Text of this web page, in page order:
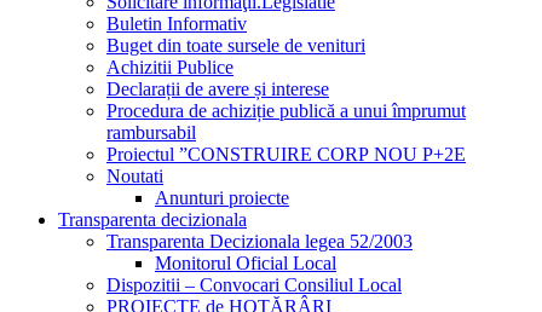
Buletin Informativ
Buget din toate sursele de venituri
Achizitii Publice
Declarații de avere și interese
Procedura de achiziție publică a unui împrumut
rambursabil
Proiectul ”CONSTRUIRE CORP NOU P+2E
Noutati
Anunturi proiecte
Transparenta decizionala
Transparenta Decizionala legea 52/2003
Monitorul Oficial Local
Dispozitii – Convocari Consiliul Local
PROIECTE de HOTĂRÂRI